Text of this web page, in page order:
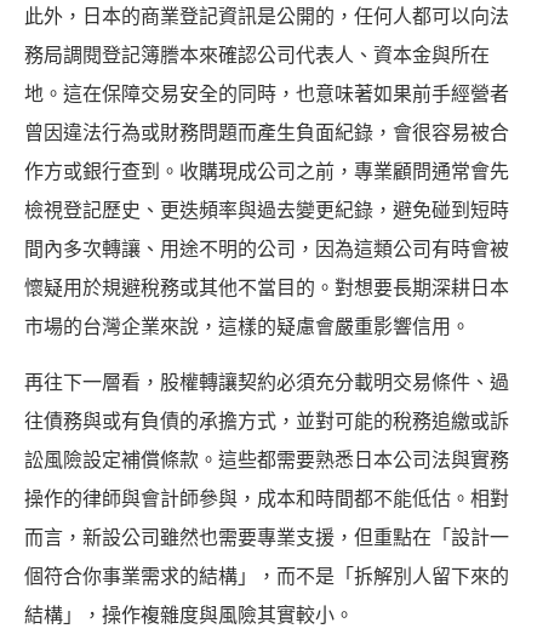
此外，日本的商業登記資訊是公開的，任何人都可以向法
務局調閱登記簿謄本來確認公司代表人、資本金與所在
地。這在保障交易安全的同時，也意味著如果前手經營者
曾因違法行為或財務問題而產生負面紀錄，會很容易被合
作方或銀行查到。收購現成公司之前，專業顧問通常會先
檢視登記歷史、更迭頻率與過去變更紀錄，避免碰到短時
間內多次轉讓、用途不明的公司，因為這類公司有時會被
懷疑用於規避稅務或其他不當目的。對想要長期深耕日本
市場的台灣企業來說，這樣的疑慮會嚴重影響信用。
再往下一層看，股權轉讓契約必須充分載明交易條件、過
往債務與或有負債的承擔方式，並對可能的稅務追繳或訴
訟風險設定補償條款。這些都需要熟悉日本公司法與實務
操作的律師與會計師參與，成本和時間都不能低估。相對
而言，新設公司雖然也需要專業支援，但重點在「設計一
個符合你事業需求的結構」，而不是「拆解別人留下來的
結構」，操作複雜度與風險其實較小。